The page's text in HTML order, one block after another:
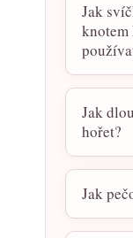
Jak
knotem
Jak
hořet?
Jak